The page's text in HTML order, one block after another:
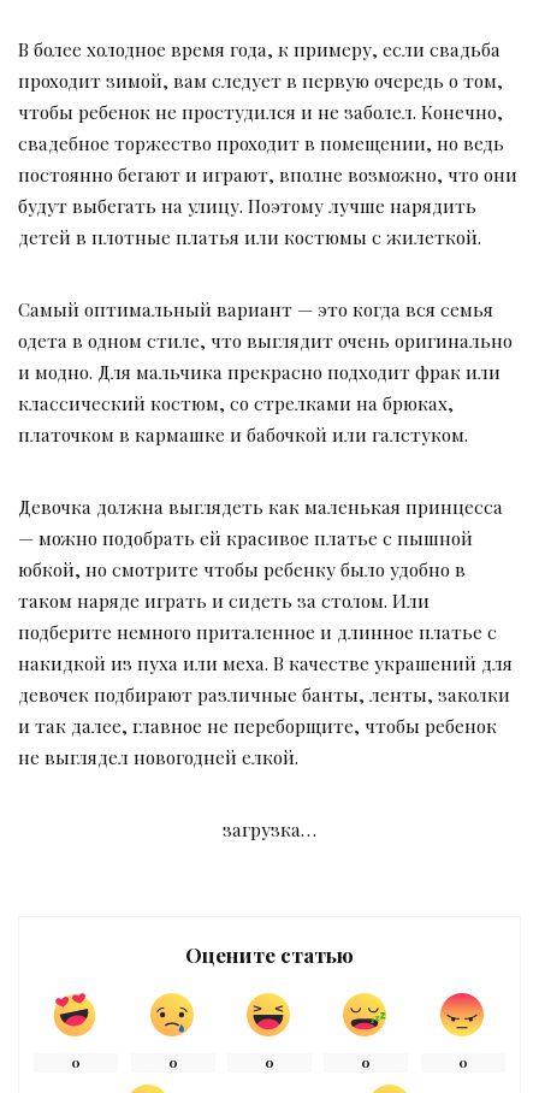
В более холодное время года, к примеру, если свадьба
проходит зимой, вам следует в первую очередь о том,
чтобы ребенок не простудился и не заболел. Конечно,
свадебное торжество проходит в помещении, но ведь
постоянно бегают и играют, вполне возможно, что они
будут выбегать на улицу. Поэтому лучше нарядить
детей в плотные платья или костюмы с жилеткой.
Самый оптимальный вариант — это когда вся семья
одета в одном стиле, что выглядит очень оригинально
и модно. Для мальчика прекрасно подходит фрак или
классический костюм, со стрелками на брюках,
платочком в кармашке и бабочкой или галстуком.
Девочка должна выглядеть как маленькая принцесса
— можно подобрать ей красивое платье с пышной
юбкой, но смотрите чтобы ребенку было удобно в
таком наряде играть и сидеть за столом. Или
подберите немного приталенное и длинное платье с
накидкой из пуха или меха. В качестве украшений для
девочек подбирают различные банты, ленты, заколки
и так далее, главное не переборщите, чтобы ребенок
не выглядел новогодней елкой.
загрузка…
Оцените статью
0 0 0 0 0